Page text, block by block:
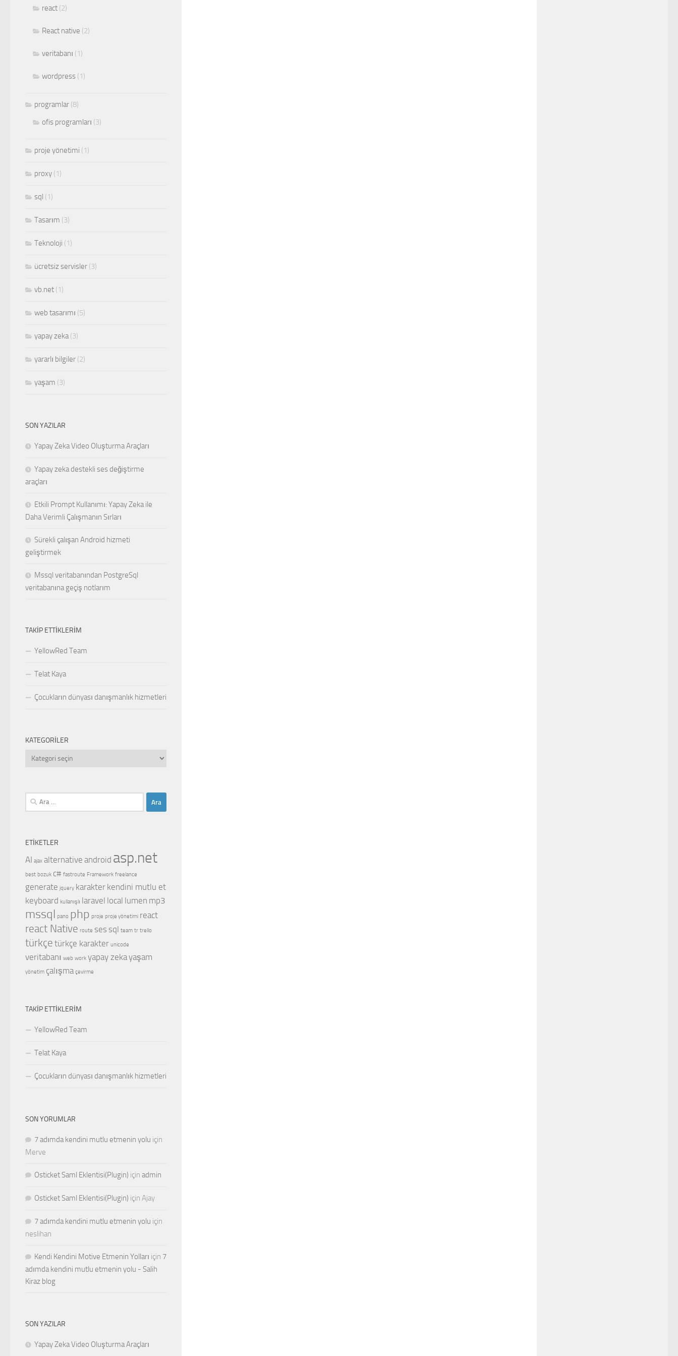
react (2)
React native (2)
veritabanı (1)
wordpress (1)
programlar (8)
ofis programları (3)
proje yönetimi (1)
proxy (1)
sql (1)
Tasarım (3)
Teknoloji (1)
ücretsiz servisler (3)
vb.net (1)
web tasarımı (5)
yapay zeka(3)
yararlı bilgiler (2)
yaşam (3)
SON YAZILAR
Yapay Zeka Video Oluşturma Araçları
Yapay zeka destekli ses değiştirme
araçları
Etkili Prompt Kullanımı: Yapay Zeka ile
Daha Verimli Çalışmanın Sırları
Sürekli çalışan Android hizmeti
geliştirmek
Mssql veritabanından PostgreSql
veritabanına geçiş notlarım
TAKIP ETTIKLERIM
YellowRed Team
Telat Kaya
Çocukların dünyası danışmanlık hizmetleri
KATEGORILER
Kategoriler
Arama:
ETIKETLER
AI ajax alternative android asp.net
best bozuk c# fastroute Framework freelance
generate jquery karakter kendini mutlu et
keyboard kullanışlı laravel local lumen mp3
mssql pano php proje proje yönetimi react
react Native route ses sql team tr trello
türkçe türkçe karakter unicode
veritabanı web work yapay zekayaşam
yönetim çalışma çevirme
TAKIP ETTIKLERIM
YellowRed Team
Telat Kaya
Çocukların dünyası danışmanlık hizmetleri
SON YORUMLAR
7 adımda kendini mutlu etmenin yolu için
Merve
Osticket Saml Eklentisi(Plugin) için admin
Osticket Saml Eklentisi(Plugin) için Ajay
7 adımda kendini mutlu etmenin yolu için
neslihan
Kendi Kendini Motive Etmenin Yolları için 7
adımda kendini mutlu etmenin yolu - Salih
Kiraz blog
SON YAZILAR
Yapay Zeka Video Oluşturma Araçları